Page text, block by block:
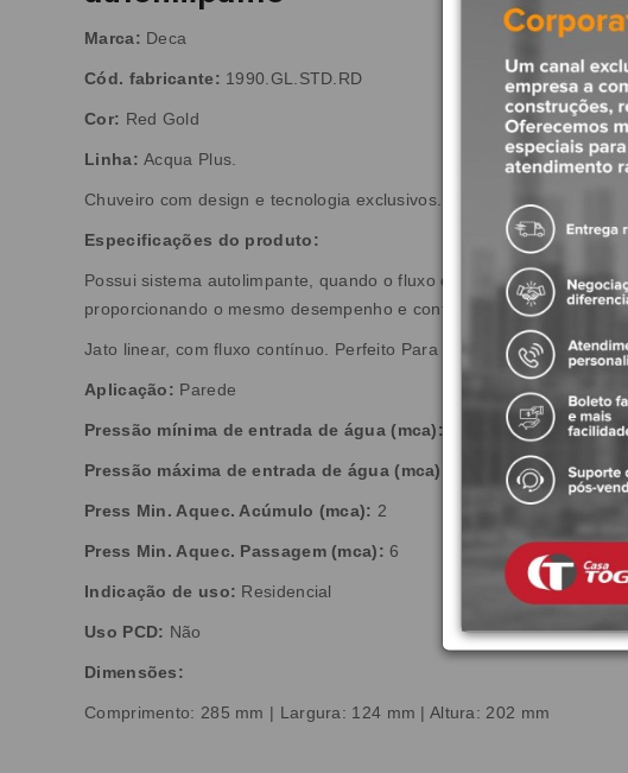
Marca: Deca
Cód. fabricante: 1990.GL.STD.RD
Cor: Red Gold
Linha: Acqua Plus.
Chuveiro com design e tecnologia exclusivos. O Acqua Plus é
Especificações do produto:
Possui sistema autolimpante, quando o fluxo de água é fechado, o
proporcionando o mesmo desempenho e conforto em todos os
Jato linear, com fluxo contínuo. Perfeito Para um banho com maior
Aplicação: Parede
Pressão mínima de entrada de água (mca):
Pressão máxima de entrada de água (mca):
Press Min. Aquec. Acúmulo (mca): 2
Press Min. Aquec. Passagem (mca): 6
Indicação de uso: Residencial
Uso PCD: Não
Dimensões:
Comprimento: 285 mm | Largura: 124 mm | Altura: 202 mm